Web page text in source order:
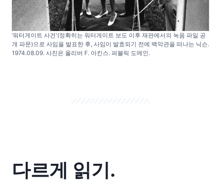
‘워터게이트 사건'(정확히는 워터게이트 보도 이후 재판에서의 녹음 파일 공
개 파문)으로 사임을 발표한 후, 사임이 발효되기 전에 백악관을 떠나는 닉슨.
1974.08.09. 사진은 올리버 F. 아킨스. 퍼블릭 도메인.
다르게 읽기.